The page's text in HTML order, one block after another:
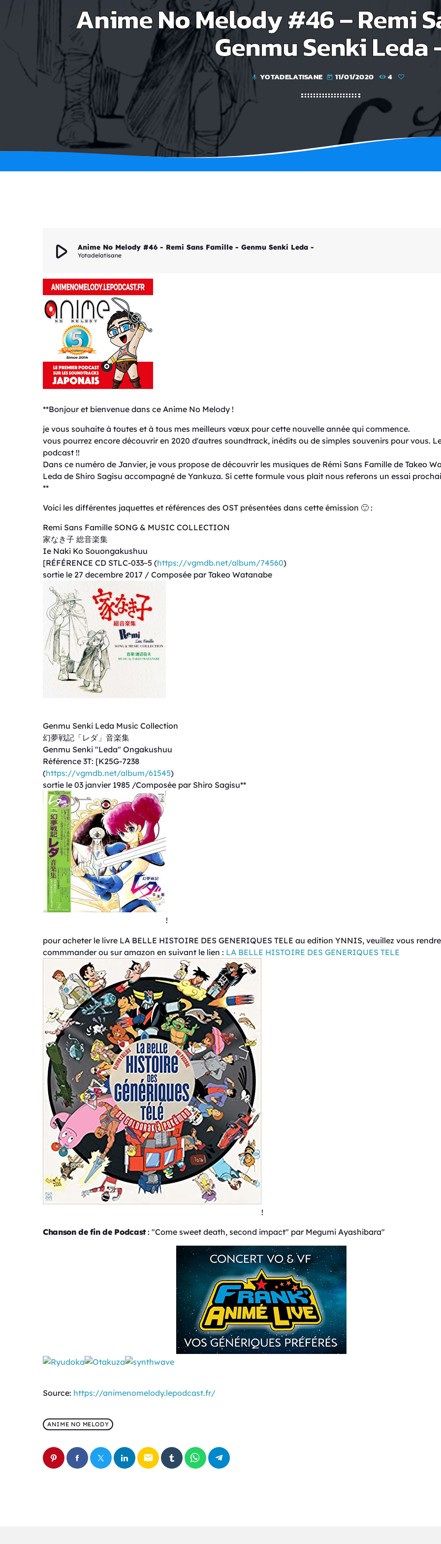
Anime No Melody #46 – Remi
Genmu Senki Leda
mic YOTADELATISANE today 11/01/2020 4
play_arrow Anime No Melody #46 - Remi Sans Famille - Genmu Senki Leda -
Yotadelatisane
**Bonjour et bienvenue dans ce Anime No Melody !
je vous souhaite à toutes et à tous mes meilleurs vœux pour cette nouvelle année qui commence.
vous pourrez encore découvrir en 2020 d'autres soundtrack, inédits ou de simples souvenirs pour vous.
podcast !!
Dans ce numéro de Janvier, je vous propose de découvrir les musiques de Rémi Sans Famille de Takeo
Leda de Shiro Sagisu accompagné de Yankuza. Si cette formule vous plait nous referons un essai
**
Voici les différentes jaquettes et références des OST présentées dans cette émission 🙂 :
Remi Sans Famille SONG & MUSIC COLLECTION
家なき子 総音楽集
Ie Naki Ko Souongakushuu
[RÉFÉRENCE CD STLC-033~5 (https://vgmdb.net/album/74560)
sortie le 27 decembre 2017 / Composée par Takeo Watanabe
Genmu Senki Leda Music Collection
幻夢戦記「レダ」音楽集
Genmu Senki "Leda" Ongakushuu
Référence 3T: [K25G-7238
(https://vgmdb.net/album/61545)
sortie le 03 janvier 1985 /Composée par Shiro Sagisu**
!
pour acheter le livre LA BELLE HISTOIRE DES GENERIQUES TELE au edition YNNIS, veuillez vous
commmander ou sur amazon en suivant le lien : LA BELLE HISTOIRE DES GENERIQUES TELE
!
Chanson de fin de Podcast: "Come sweet death, second impact" par Megumi Ayashibara"
Source: https://animenomelody.lepodcast.fr/
ANIME NO MELODY
email